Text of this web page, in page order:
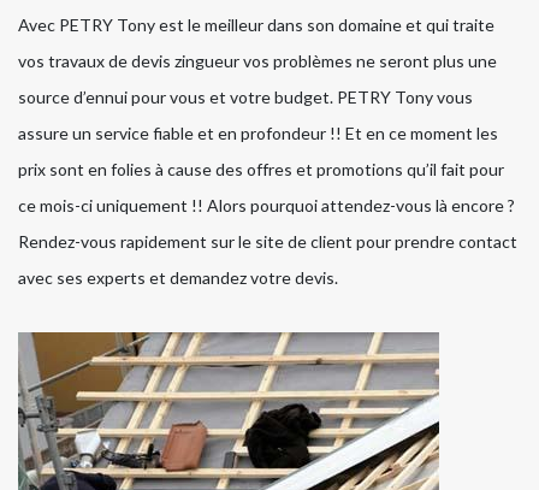
Avec PETRY Tony est le meilleur dans son domaine et qui traite
vos travaux de devis zingueur vos problèmes ne seront plus une
source d’ennui pour vous et votre budget. PETRY Tony vous
assure un service fiable et en profondeur !! Et en ce moment les
prix sont en folies à cause des offres et promotions qu’il fait pour
ce mois-ci uniquement !! Alors pourquoi attendez-vous là encore ?
Rendez-vous rapidement sur le site de client pour prendre contact
avec ses experts et demandez votre devis.